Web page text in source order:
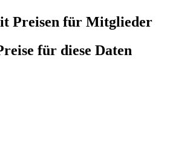
Preisen für Mitglieder
für diese Daten